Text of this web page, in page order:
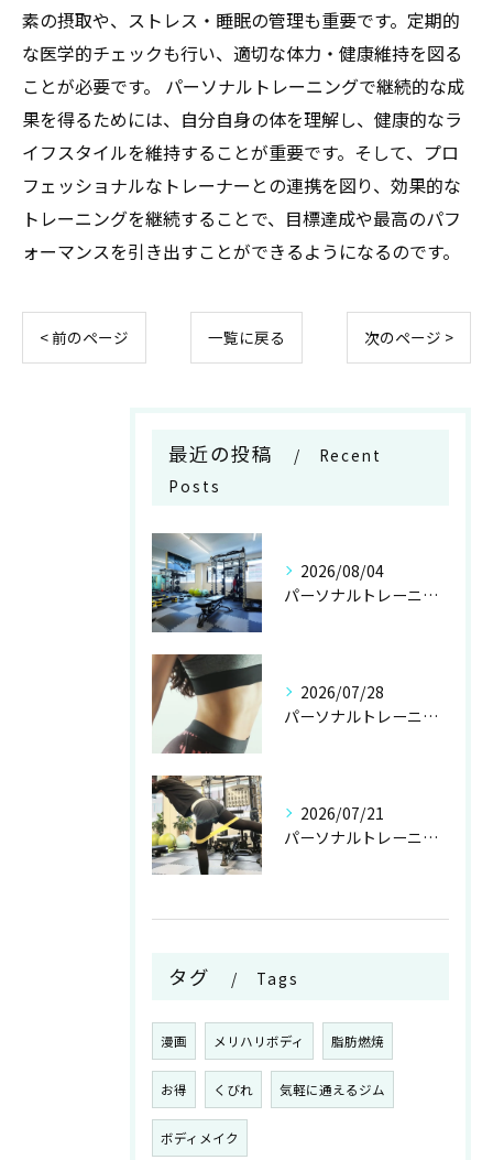
素の摂取や、ストレス・睡眠の管理も重要です。定期的
な医学的チェックも行い、適切な体力・健康維持を図る
ことが必要です。 パーソナルトレーニングで継続的な成
果を得るためには、自分自身の体を理解し、健康的なラ
イフスタイルを維持することが重要です。そして、プロ
フェッショナルなトレーナーとの連携を図り、効果的な
トレーニングを継続することで、目標達成や最高のパフ
ォーマンスを引き出すことができるようになるのです。
< 前のページ 一覧に戻る 次のページ >
最近の投稿
Recent
Posts
2026/08/04
パーソナルトレーニングの年齢層と40代でも安心して始めるための実態と不安解消ガイド
2026/07/28
パーソナルトレーニング初心者向け岐阜県岐阜市大洞紅葉が丘で安心スタートする方法
2026/07/21
パーソナルトレーニングでバストアップ理想の谷間と美姿勢を目指す女性の実践ガイド
タグ Tags
漫画 メリハリボディ 脂肪燃焼
お得 くびれ 気軽に通えるジム
ボディメイク